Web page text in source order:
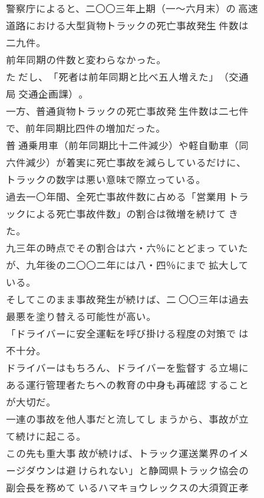
警察庁によると、二〇〇三年上期（一〜六月末）の 高速
道路における大型貨物トラックの死亡事故発生 件数は
二九件。
前年同期の件数と変わらなかった。
た だし、「死者は前年同期と比べ五人増えた」（交通
局 交通企画課）。
一方、普通貨物トラックの死亡事故発 生件数は二七件
で、前年同期比四件の増加だった。
普 通乗用車（前年同期比十二件減少）や軽自動車（同
六件減少）が着実に死亡事故を減らしているだけに、
トラックの数字は悪い意味で際立っている。
過去一〇年間、全死亡事故件数に占める「営業用 トラ
ックによる死亡事故件数」の割合は微増を続けて き
た。
九三年の時点でその割合は六・六％にとどまっ ていた
が、九年後の二〇〇二年には八・四％にまで 拡大して
いる。
そしてこのまま事故発生が続けば、二 〇〇三年は過去
最悪を塗り替える可能性が高い。
「ドライバーに安全運転を呼び掛ける程度の対策で は
不十分。
ドライバーはもちろん、ドライバーを監督す る立場に
ある運行管理者たちへの教育の中身も再確認 すること
が大切だ。
一連の事故を他人事だと流してし まうから、事故が立
て続けに起こる。
この先も重大事 故が続けば、トラック運送業界のイメ
ージダウンは避 けられない」と静岡県トラック協会の
副会長を務めて いるハマキョウレックスの大須賀正孝